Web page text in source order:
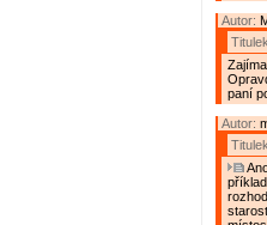
Autor:
paní
Autor: